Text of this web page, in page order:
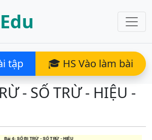
tập 🎓 HS Vào làm bài
- SỐ TRỪ - HIỆU -